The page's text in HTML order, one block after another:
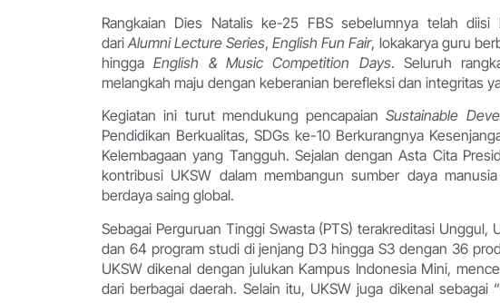
Rangkaian Dies Natalis ke-25 FBS sebelumnya telah
dariAlumni Lecture Series,English Fun Fair, lokakarya guru
hinggaEnglish & Music Competition Days. Seluruh
melangkah maju dengan keberanian berefleksi dan integritas
Kegiatan ini turut mendukung pencapaianSustainable
Pendidikan Berkualitas, SDGs ke-10 Berkurangnya
Kelembagaan yang Tangguh. Sejalan dengan Asta Cita
kontribusi UKSW dalam membangun sumber daya
berdaya saing global.
Sebagai Perguruan Tinggi Swasta (PTS) terakreditasi Unggul,
dan 64 program studi di jenjang D3 hingga S3 dengan 36
UKSW dikenal dengan julukan Kampus Indonesia Mini,
dari berbagai daerah. Selain itu, UKSW juga dikenal